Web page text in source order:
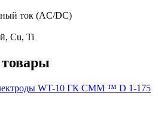
ток (AC/DC)
Cu, Ti